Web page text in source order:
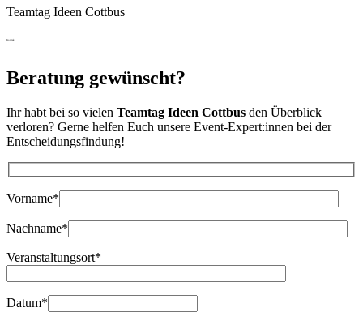
Teamtag Ideen Cottbus
Kontakt
Beratung gewünscht?
Ihr habt bei so vielen Teamtag Ideen Cottbus den Überblick
verloren? Gerne helfen Euch unsere Event-Expert:innen bei der
Entscheidungsfindung!
Bitte lasse dieses Feld leer.
Vorname*
Nachname*
Veranstaltungsort*
Datum*